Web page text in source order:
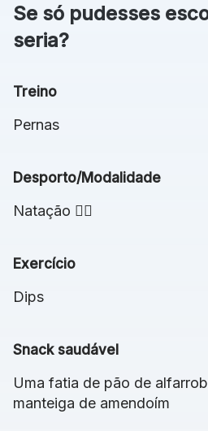
Se só pudesses
seria?
Treino
Pernas
Desporto/Modalidade
Natação 🏊‍♂️
Exercício
Dips
Snack saudável
Uma fatia de pão de
manteiga de amendoím